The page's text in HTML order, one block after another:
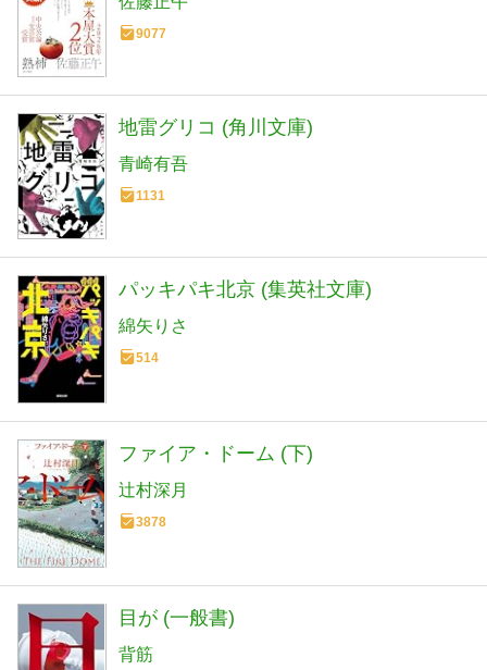
9077
地雷グリコ (角川文庫)
青崎有吾
1131
パッキパキ北京 (集英社文庫)
綿矢りさ
514
ファイア・ドーム (下)
辻村深月
3878
目が (一般書)
背筋